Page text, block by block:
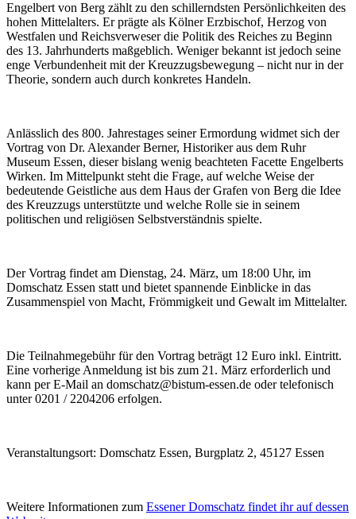
Engelbert von Berg zählt zu den schillerndsten Persönlichkeiten des
hohen Mittelalters. Er prägte als Kölner Erzbischof, Herzog von
Westfalen und Reichsverweser die Politik des Reiches zu Beginn
des 13. Jahrhunderts maßgeblich. Weniger bekannt ist jedoch seine
enge Verbundenheit mit der Kreuzzugsbewegung – nicht nur in der
Theorie, sondern auch durch konkretes Handeln.
Anlässlich des 800. Jahrestages seiner Ermordung widmet sich der
Vortrag von Dr. Alexander Berner, Historiker aus dem Ruhr
Museum Essen, dieser bislang wenig beachteten Facette Engelberts
Wirken. Im Mittelpunkt steht die Frage, auf welche Weise der
bedeutende Geistliche aus dem Haus der Grafen von Berg die Idee
des Kreuzzugs unterstützte und welche Rolle sie in seinem
politischen und religiösen Selbstverständnis spielte.
Der Vortrag findet am Dienstag, 24. März, um 18:00 Uhr, im
Domschatz Essen statt und bietet spannende Einblicke in das
Zusammenspiel von Macht, Frömmigkeit und Gewalt im Mittelalter.
Die Teilnahmegebühr für den Vortrag beträgt 12 Euro inkl. Eintritt.
Eine vorherige Anmeldung ist bis zum 21. März erforderlich und
kann per E-Mail an domschatz@bistum-essen.de oder telefonisch
unter 0201 / 2204206 erfolgen.
Veranstaltungsort: Domschatz Essen, Burgplatz 2, 45127 Essen
Weitere Informationen zum Essener Domschatz findet ihr auf dessen